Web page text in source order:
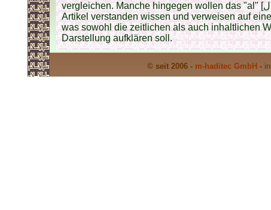
vergleichen. Manche hingegen wollen das "al" [ال] am Anfang des Namens als
Artikel verstanden wissen und verweisen auf
was sowohl die zeitlichen als auch inhaltlichen
Darstellung aufklären soll.
© seit 2006 - m-haditec GmbH -